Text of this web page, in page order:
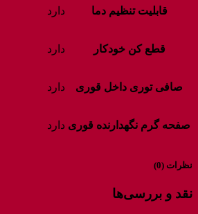
قابلیت تنظیم دما دارد
قطع کن خودکار دارد
صافی توری داخل قوری دارد
صفحه گرم نگهدارنده قوری دارد
نظرات (0)
نقد و بررسی‌ها